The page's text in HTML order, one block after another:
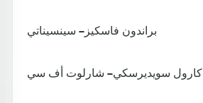
براندون فاسكيز – سينسيناتي
كارول سويديرسكي – شارلوت أف سي